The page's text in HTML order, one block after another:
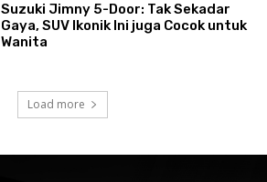
Suzuki Jimny 5-Door: Tak Sekadar
Gaya, SUV Ikonik Ini juga Cocok untuk
Wanita
Load more